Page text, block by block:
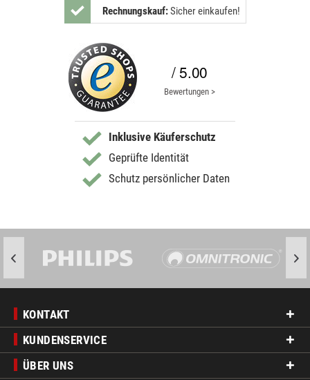
Rechnungskauf:Sicher einkaufen!
/ 5.00
Bewertungen >
Inklusive Käuferschutz
Geprüfte Identität
Schutz persönlicher Daten
KONTAKT
KUNDENSERVICE
ÜBER UNS